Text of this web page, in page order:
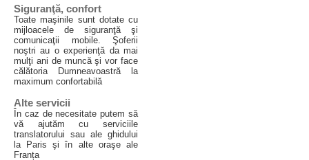
Siguranţă, confort
Toate maşinile sunt dotate cu
mijloacele de siguranţă şi
comunicaţii mobile. Şoferii
noştri au o experienţă da mai
mulţi ani de muncă şi vor face
călătoria Dumneavoastră la
maximum confortabilă
Alte servicii
În caz de necesitate putem să
vă ajutăm cu serviciile
translatorului sau ale ghidului
la Paris şi în alte oraşe ale
Franța